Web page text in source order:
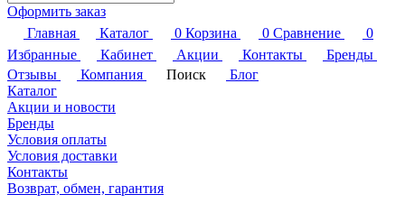
Оформить заказ
Главная
Каталог 0 Корзина 0 Сравнение
0
Избранные
Кабинет Акции Контакты
Бренды
Отзывы
Компания Поиск
Блог
Каталог
Акции и новости
Бренды
Условия оплаты
Условия доставки
Контакты
Возврат, обмен, гарантия